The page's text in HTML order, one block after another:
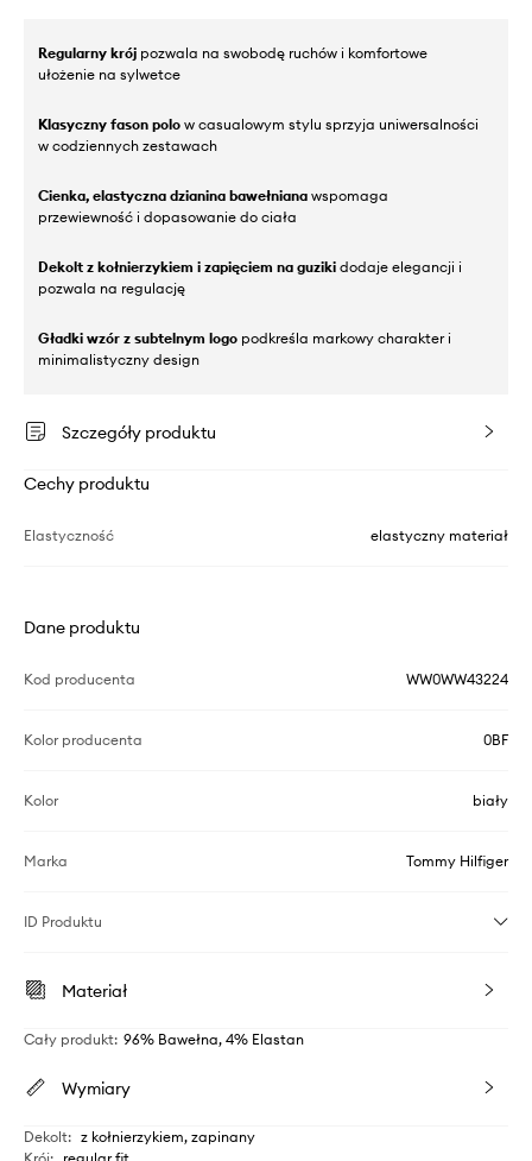
Regularny krój pozwala na swobodę ruchów i komfortowe
ułożenie na sylwetce
Klasyczny fason polo w casualowym stylu sprzyja uniwersalności
w codziennych zestawach
Cienka, elastyczna dzianina bawełniana wspomaga
przewiewność i dopasowanie do ciała
Dekolt z kołnierzykiem i zapięciem na guziki dodaje elegancji i
pozwala na regulację
Gładki wzór z subtelnym logo podkreśla markowy charakter i
minimalistyczny design
Szczegóły produktu
Cechy produktu
Elastyczność elastyczny materiał
Dane produktu
Kod producenta WW0WW43224
Kolor producenta 0BF
Kolor biały
Marka Tommy Hilfiger
ID Produktu
Materiał
Cały produkt: 96% Bawełna, 4% Elastan
Wymiary
Dekolt: z kołnierzykiem, zapinany